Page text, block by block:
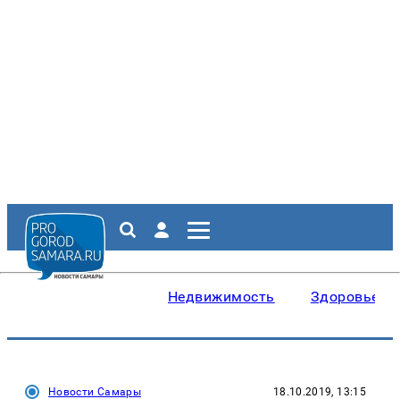
Недвижимость Здоровье
Новости Самары 18.10.2019, 13:15